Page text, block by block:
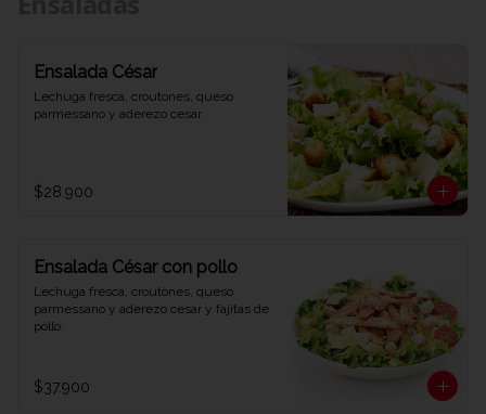
Ensalada César
Lechuga fresca, croutones, queso
parmessano y aderezo cesar.
$28.900
Ensalada César con pollo
Lechuga fresca, croutones, queso
parmessano y aderezo cesar y fajitas de
pollo.
$37.900